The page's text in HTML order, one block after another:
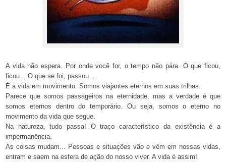
A vida não espera. Por onde você for, o tempo não pára. O que ficou,
ficou... O que se foi, passou...
É a vida em movimento. Somos viajantes eternos em suas trilhas.
Parece que somos passageiros na eternidade, mas a verdade é que
somos eternos dentro do temporário. Ou seja, somos o eterno no
movimento da vida que segue.
Na natureza, tudo passa! O traço característico da existência é a
impermanência.
As coisas mudam... Pessoas e situações vão e vêm em nossas vidas,
entram e saem na esfera de ação do nosso viver. A vida é assim!